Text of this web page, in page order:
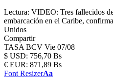
Lectura: VIDEO: Tres fallecidos
embarcación en el Caribe,
Unidos
Compartir
TASA BCV Vie 07/08
$ USD: 756,70 Bs
€ EUR: 871,89 Bs
Font ResizerAa